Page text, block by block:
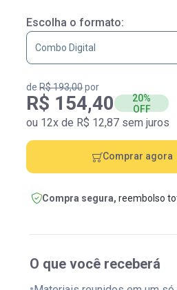
O que você receberá
Escolha o formato:
deR$ 193,00por
R$ 154,40
20%
OFF
ou 12x de R$ 12,87 sem juros
Comprar agora
Compra segura, reembolso